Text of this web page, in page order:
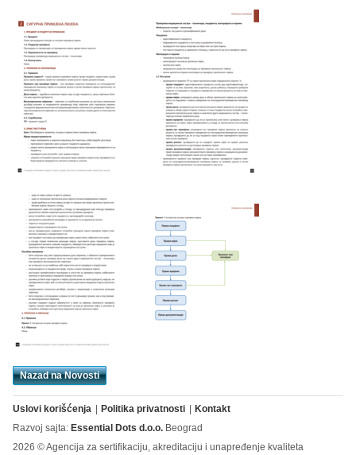
Nazad na Novosti
Uslovi korišćenja Politika privatnosti
Kontakt
Razvoj sajta: Essential Dots d.o.o. Beograd
2026 © Agencija za sertifikaciju, akreditaciju i unapređenje kvaliteta